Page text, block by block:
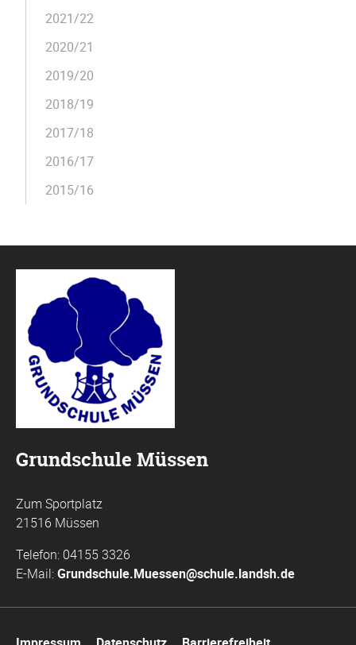
2021/22
2020/21
2019/20
2018/19
2017/18
2016/17
2015/16
Grundschule Müssen
Zum Sportplatz
21516 Müssen
Telefon: 04155 3326
E-Mail:Grundschule.Muessen@schule.landsh.de